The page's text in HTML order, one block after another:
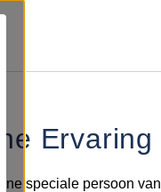
Ervaring
speciale persoon